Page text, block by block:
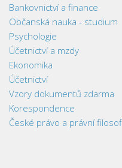
Bankovnictví a finance
Občanská nauka - studium
Psychologie
Účetnictví a mzdy
Ekonomika
Účetnictví
Vzory dokumentů zdarma
Korespondence
České právo a právní